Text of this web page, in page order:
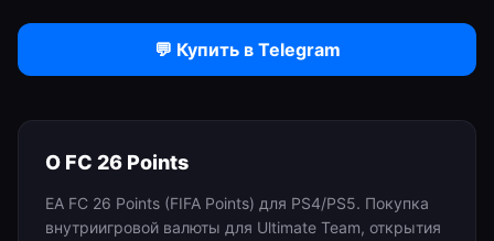
💬 Купить в Telegram
О FC 26 Points
EA FC 26 Points (FIFA Points) для PS4/PS5. Покупка
внутриигровой валюты для Ultimate Team, открытия